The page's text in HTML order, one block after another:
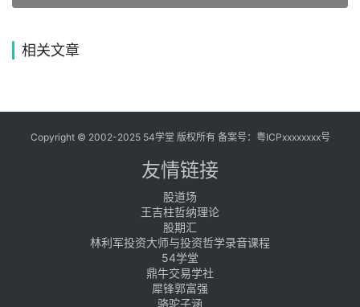
相关文章
Copyright © 2002-2025 54学堂 版权所有 备案号： 粤ICPxxxxxxxx号
友情链接
股道场
王吉柱哲纳理论
股期汇
林利军投资大师与投资哲学录音课程
54学堂
鼎牛交易学社
犀锋郭富强
骆驼子涵